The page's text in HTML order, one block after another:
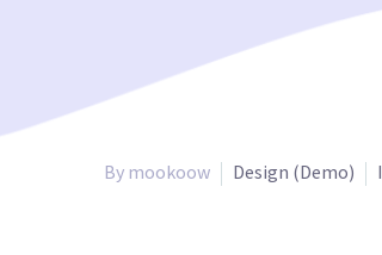
By mookoow Design (Demo)